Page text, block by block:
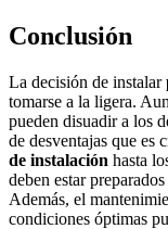
Conclusión
La decisión de instalar
tomarse a la ligera.
pueden disuadir a los
de desventajas que es
de instalación hasta
deben estar
Además, el
condiciones óptimas